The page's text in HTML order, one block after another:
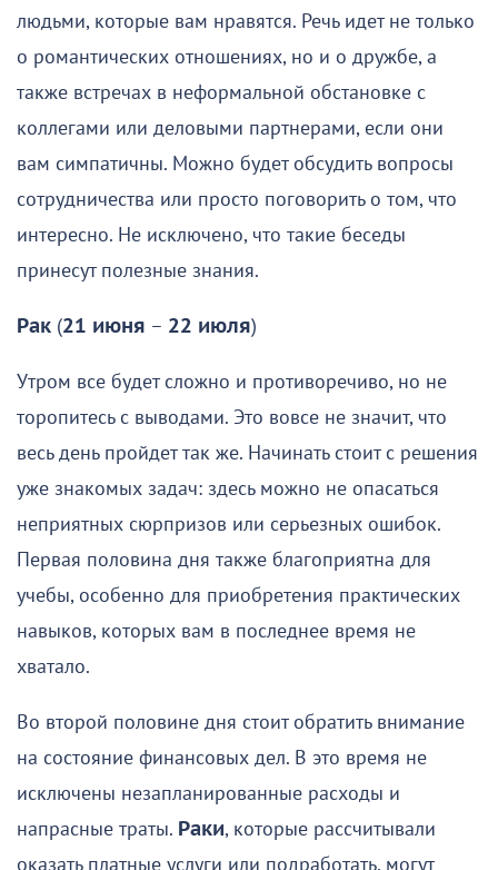
людьми, которые вам нравятся. Речь идет не только
о романтических отношениях, но и о дружбе, а
также встречах в неформальной обстановке с
коллегами или деловыми партнерами, если они
вам симпатичны. Можно будет обсудить вопросы
сотрудничества или просто поговорить о том, что
интересно. Не исключено, что такие беседы
принесут полезные знания.
Рак (21 июня – 22 июля)
Утром все будет сложно и противоречиво, но не
торопитесь с выводами. Это вовсе не значит, что
весь день пройдет так же. Начинать стоит с решения
уже знакомых задач: здесь можно не опасаться
неприятных сюрпризов или серьезных ошибок.
Первая половина дня также благоприятна для
учебы, особенно для приобретения практических
навыков, которых вам в последнее время не
хватало.
Во второй половине дня стоит обратить внимание
на состояние финансовых дел. В это время не
исключены незапланированные расходы и
напрасные траты. Раки, которые рассчитывали